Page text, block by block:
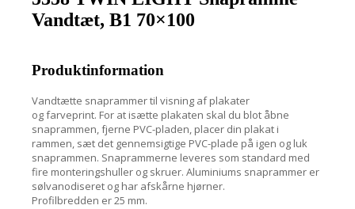
Vandtæt, B1 70×100
Produktinformation
Vandtætte snaprammer til visning af plakater
og farveprint. For at isætte plakaten skal du blot åbne
snaprammen, fjerne PVC-pladen, placer din plakat i
rammen, sæt det gennemsigtige PVC-plade på igen og luk
snaprammen. Snaprammerne leveres som standard med
fire monteringshuller og skruer. Aluminiums snaprammer er
sølvanodiseret og har afskårne hjørner.
Profilbredden er 25 mm.